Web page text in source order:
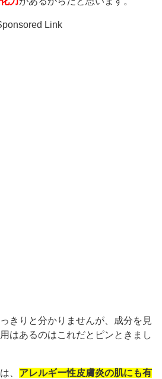
Link
きりと分かりませんが、成分を見
はあるのはこれだとピンときまし
、 アレルギー性皮膚炎の肌にも有